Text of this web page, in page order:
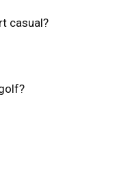
casual?